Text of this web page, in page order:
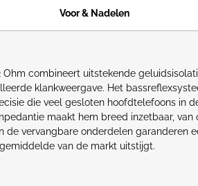
Voor & Nadelen
Ohm combineert uitstekende
klankweergave. Het
die veel gesloten hoofdtelefoons in
maakt hem breed inzetbaar, van
de vervangbare onderdelen garanderen
van de markt uitstijgt.